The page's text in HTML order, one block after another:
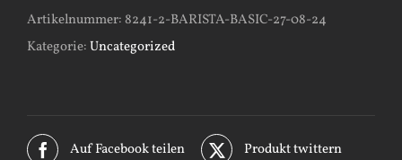
08-
24
Artikelnummer:8241-2-BARISTA-BASIC-27-08-24
Kategorie:Uncategorized
Auf Facebook teilen Produkt twittern